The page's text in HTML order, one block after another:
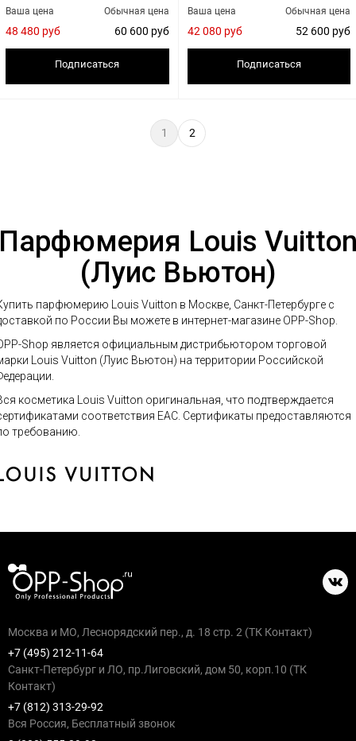
Обычная цена
60 600 руб
Ваша цена
48 480 руб
Подписаться
Обычная цена
52 600 руб
Ваша цена
42 080 руб
Подписаться
1 2
Louis
(Луис Вьютон)
парфюмерию Louis Vuitton в Москве, Санкт-Петербурге с
по России Вы можете в интернет-магазине OPP-Shop.
Shop является официальным дистрибьютором торговой
Louis Vuitton (Луис Вьютон) на территории Российской
косметика Louis Vuitton оригинальная, что подтверждается
соответствия ЕАС. Сертификаты предоставляются
требованию.
Москва и МО, Леснорядский пер., д. 18 стр. 2 (ТК Контакт)
+7 (495) 212-11-64
Санкт-Петербург и ЛО, пр.Лиговский, дом 50, корп.10 (ТК
Контакт)
+7 (812) 313-29-92
Вся Россия, Бесплатный звонок